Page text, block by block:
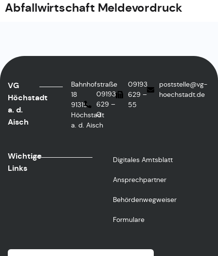
Abfallwirtschaft Meldevordruck
VG
Höchstadt
a. d.
Aisch
Bahnhofstraße
18
91315
Höchstadt
a. d. Aisch
09193
629 –
0
09193
629 –
55
poststelle@vg-
hoechstadt.de
Wichtige
Links
Digitales Amtsblatt
Ansprechpartner
Behördenwegweiser
Formulare